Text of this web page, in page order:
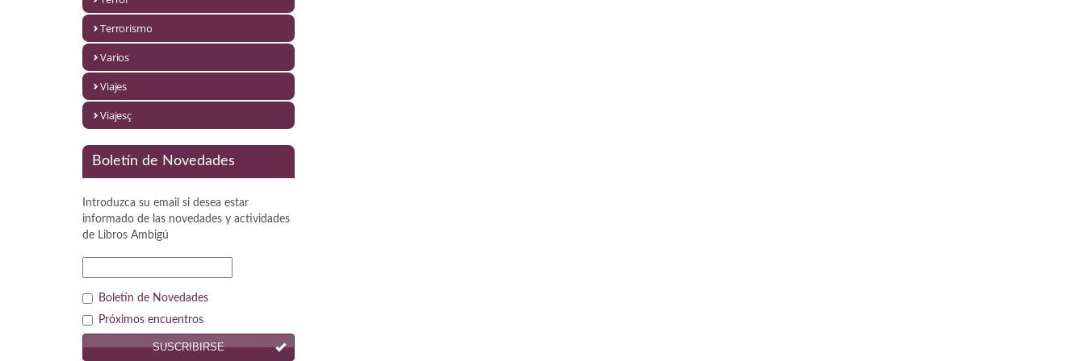
Psicología. Educación
Segunda Guerra Mundial
Terrorismo
Varios
Viajes
Viajesç
Boletín de Novedades
Introduzca su email si desea estar
informado de las novedades y actividades
de Libros Ambigú
Boletín de Novedades
Próximos encuentros
SUSCRIBIRSE